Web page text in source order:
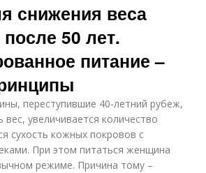
снижения веса
50 лет.
питание –
переступившие 40-летний рубеж,
увеличивается количество
сухость кожных покровов с
При этом питаться женщина
режиме. Причина тому –